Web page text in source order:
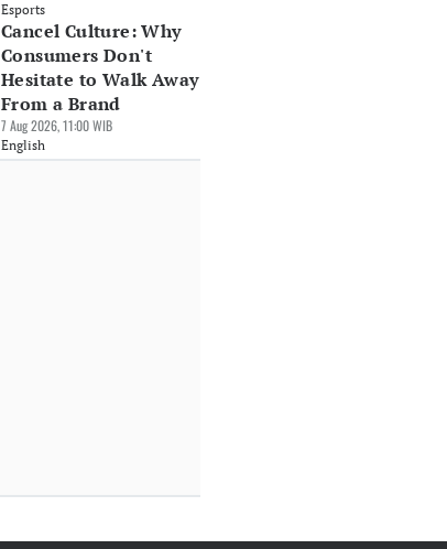
Esports
Cancel Culture: Why
Consumers Don't
Hesitate to Walk Away
From a Brand
7 Aug 2026, 11:00 WIB
English